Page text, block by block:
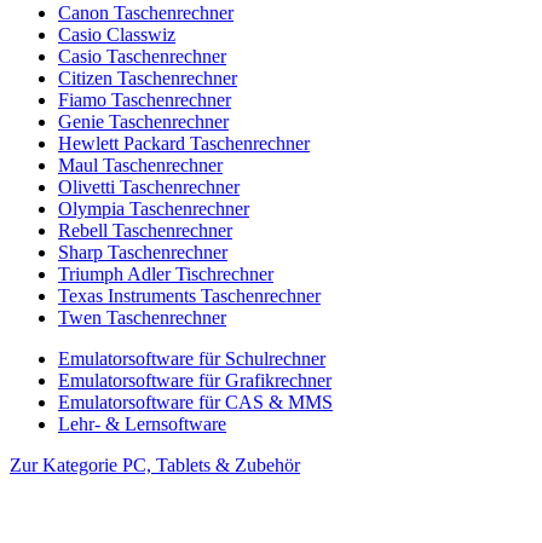
Canon Taschenrechner
Casio Classwiz
Casio Taschenrechner
Citizen Taschenrechner
Fiamo Taschenrechner
Genie Taschenrechner
Hewlett Packard Taschenrechner
Maul Taschenrechner
Olivetti Taschenrechner
Olympia Taschenrechner
Rebell Taschenrechner
Sharp Taschenrechner
Triumph Adler Tischrechner
Texas Instruments Taschenrechner
Twen Taschenrechner
Emulatorsoftware für Schulrechner
Emulatorsoftware für Grafikrechner
Emulatorsoftware für CAS & MMS
Lehr- & Lernsoftware
Zur Kategorie PC, Tablets & Zubehör